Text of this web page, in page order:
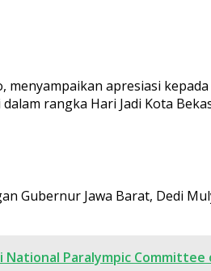
menyampaikan apresiasi
rangka Hari Jadi Kota
Gubernur Jawa Barat, Dedi
Paralympic Committee